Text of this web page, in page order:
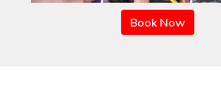
Book Now